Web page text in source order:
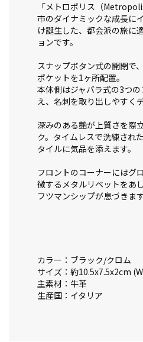
「メトロポリス（
市のダイナミックな成長に
け誕生した、都会派の旅に
ョンです。
スナップボタン式の開閉で
ポケットを1ヶ所配置。
本体側はジャバラ式の3つ
え、名刺を取り出しやすく
深みのある艶が上質さを際
ク。タイムレスで洗練され
タイルに気品を添えます。
フロントのコーナーにはグ
徴するメタルリベットをあ
フツマンシップが息づきます
カラー：ブラック/クロム
サイズ：約10.5x7.5x2cm
主素材：牛革
生産国：イタリア